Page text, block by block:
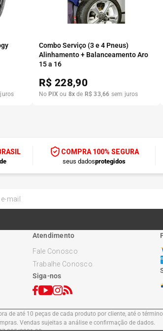
Combo Serviço (3 e 4 Pneus)
Alinhamento + Balanceamento Aro
15 a 16
R$ 228,90
No PIX ou 8x de R$ 33,66 sem juros
COMPRA 100% SEGURA
seus dadosprotegidos
Atendimento
Fale Conosco
Trabalhe Conosco
Siga-nos
de até 10 peças de cada produto por cliente, até o
Vendas sujeitas a análise e confirmação de dados.